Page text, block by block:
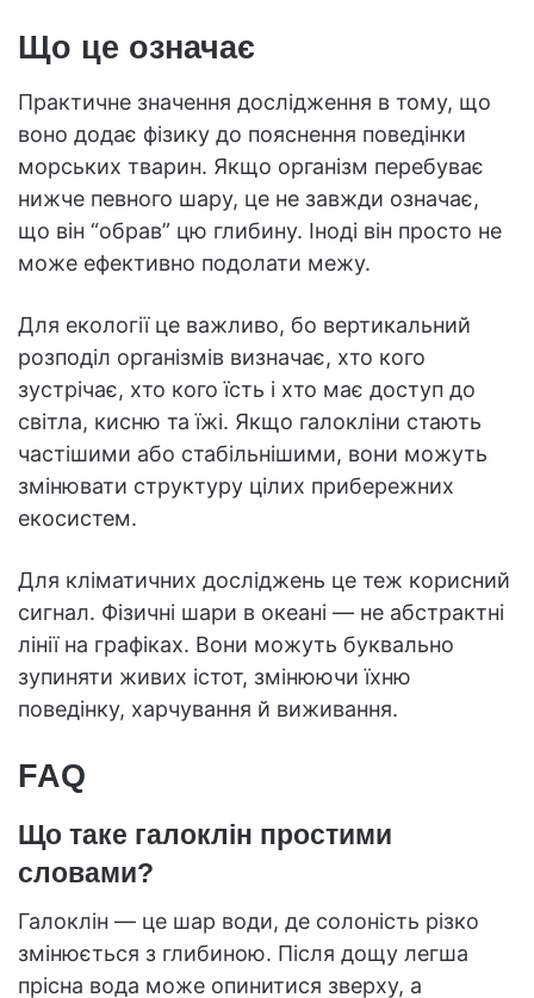
Що це означає
Практичне значення дослідження в тому, що
воно додає фізику до пояснення поведінки
морських тварин. Якщо організм перебуває
нижче певного шару, це не завжди означає,
що він “обрав” цю глибину. Іноді він просто не
може ефективно подолати межу.
Для екології це важливо, бо вертикальний
розподіл організмів визначає, хто кого
зустрічає, хто кого їсть і хто має доступ до
світла, кисню та їжі. Якщо галокліни стають
частішими або стабільнішими, вони можуть
змінювати структуру цілих прибережних
екосистем.
Для кліматичних досліджень це теж корисний
сигнал. Фізичні шари в океані — не абстрактні
лінії на графіках. Вони можуть буквально
зупиняти живих істот, змінюючи їхню
поведінку, харчування й виживання.
FAQ
Що таке галоклін простими
словами?
Галоклін — це шар води, де солоність різко
змінюється з глибиною. Після дощу легша
прісна вода може опинитися зверху, а